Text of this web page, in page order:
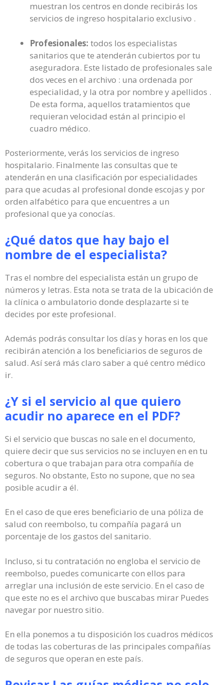
muestran los centros en donde recibirás los
servicios de ingreso hospitalario exclusivo .
Profesionales: todos los especialistas
sanitarios que te atenderán cubiertos por tu
aseguradora. Este listado de profesionales sale
dos veces en el archivo : una ordenada por
especialidad, y la otra por nombre y apellidos .
De esta forma, aquellos tratamientos que
requieran velocidad están al principio el
cuadro médico.
Posteriormente, verás los servicios de ingreso
hospitalario. Finalmente las consultas que te
atenderán en una clasificación por especialidades
para que acudas al profesional donde escojas y por
orden alfabético para que encuentres a un
profesional que ya conocías.
¿Qué datos que hay bajo el
nombre de el especialista?
Tras el nombre del especialista están un grupo de
números y letras. Esta nota se trata de la ubicación de
la clínica o ambulatorio donde desplazarte si te
decides por este profesional.
Además podrás consultar los días y horas en los que
recibirán atención a los beneficiarios de seguros de
salud. Así será más claro saber a qué centro médico
ir.
¿Y si el servicio al que quiero
acudir no aparece en el PDF?
Si el servicio que buscas no sale en el documento,
quiere decir que sus servicios no se incluyen en en tu
cobertura o que trabajan para otra compañía de
seguros. No obstante, Esto no supone, que no sea
posible acudir a él.
En el caso de que eres beneficiario de una póliza de
salud con reembolso, tu compañía pagará un
porcentaje de los gastos del sanitario.
Incluso, si tu contratación no engloba el servicio de
reembolso, puedes comunicarte con ellos para
arreglar una inclusión de este servicio. En el caso de
que este no es el archivo que buscabas mirar Puedes
navegar por nuestro sitio.
En ella ponemos a tu disposición los cuadros médicos
de todas las coberturas de las principales compañías
de seguros que operan en este país.